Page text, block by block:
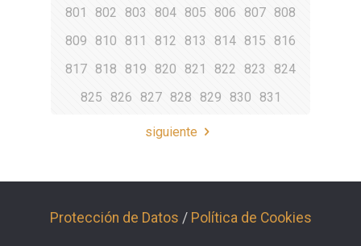
801
802 803 804 805 806 807 808
809
810 811 812 813 814 815
816
817 818 819 820 821 822 823
824
825
826 827 828 829 830 831
siguiente
Protección de Datos / Política de Cookies